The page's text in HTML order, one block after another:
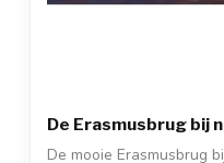
De Erasmusbrug bij
De mooie Erasmusbrug